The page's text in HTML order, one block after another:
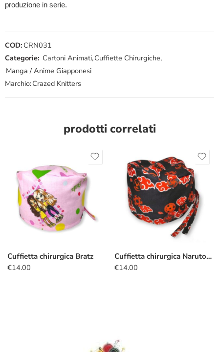
produzione in serie.
COD: CRN031
Categorie: Cartoni Animati,Cuffiette Chirurgiche,
Manga / Anime Giapponesi
Marchio:Crazed Knitters
prodotti correlati
Cuffietta chirurgica Bratz
€14.00
Cuffietta chirurgica Naruto nuvola rossa
€14.00